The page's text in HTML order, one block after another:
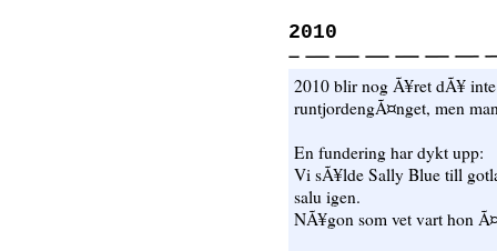
2010
2010 blir nog Ã¥ret dÃ¥
runtjordengÃ¤nget, men
En fundering har dykt upp:
Vi sÃ¥lde Sally Blue till
salu igen.
NÃ¥gon som vet vart hon